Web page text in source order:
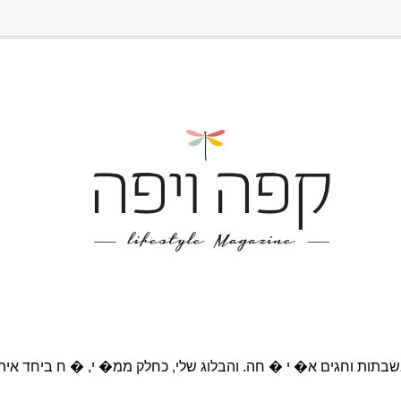
וחגים א� י � חה. והבלוג שלי, כחלק ממ� י, � ח ביחד